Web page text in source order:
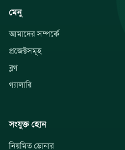
মেনু
আমাদের সম্পর্কে
প্রজেক্টসমূহ
ব্লগ
গ্যালারি
সংযুক্ত হোন
নিয়মিত ডোনার